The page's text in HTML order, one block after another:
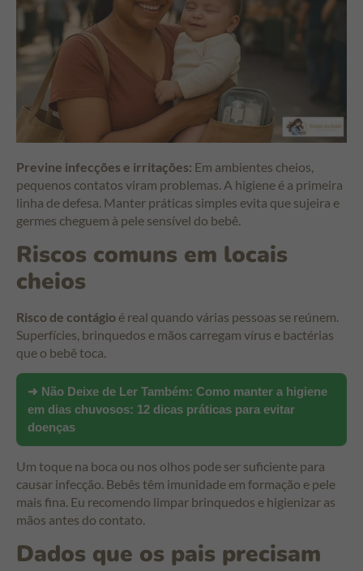
Previne infecções e irritações: Em ambientes cheios,
pequenos contatos viram problemas. A higiene é a primeira
linha de defesa. Manter práticas simples evita que sujeira e
germes cheguem à pele sensível do bebê.
Riscos comuns em locais
cheios
Risco de contágio é real quando várias pessoas se reúnem.
Superfícies, brinquedos e mãos carregam vírus e bactérias
que o bebê toca.
➜ Não Deixe de Ler Também: Como manter a higiene
em dias chuvosos: 12 dicas práticas para evitar
doenças
Um toque na boca ou nos olhos pode ser suficiente para
causar infecção. Bebês têm imunidade em formação e pele
mais fina. Eu recomendo limpar brinquedos e higienizar as
mãos antes do contato.
Dados que os pais precisam